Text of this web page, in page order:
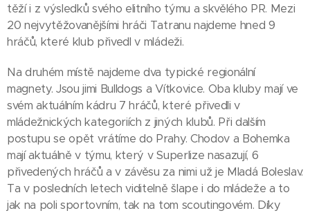
těží i z výsledků svého elitního týmu a skvělého PR. Mezi
20 nejvytěžovanějšími hráči Tatranu najdeme hned 9
hráčů, které klub přivedl v mládeži.
Na druhém místě najdeme dva typické regionální
magnety. Jsou jimi Bulldogs a Vítkovice. Oba kluby mají ve
svém aktuálním kádru 7 hráčů, které přivedli v
mládežnických kategoriích z jiných klubů. Při dalším
postupu se opět vrátíme do Prahy. Chodov a Bohemka
mají aktuálně v týmu, který v Superlize nasazují, 6
přivedených hráčů a v závěsu za nimi už je Mladá Boleslav.
Ta v posledních letech viditelně šlape i do mládeže a to
jak na poli sportovním, tak na tom scoutingovém. Díky